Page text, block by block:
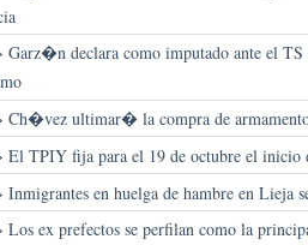
Garz�n declara como imputado ante el TS
Ch�vez ultimar� la compra de
El TPIY fija para el 19 de octubre el inicio
Inmigrantes en huelga de hambre en Lieja
Los ex prefectos se perfilan como la